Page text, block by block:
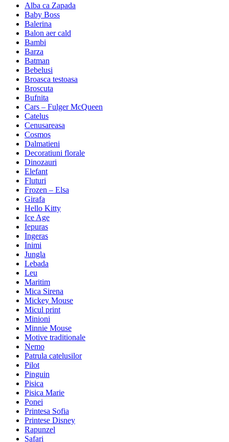
Alba ca Zapada
Baby Boss
Balerina
Balon aer cald
Bambi
Barza
Batman
Bebelusi
Broasca testoasa
Broscuta
Bufnita
Cars – Fulger McQueen
Catelus
Cenusareasa
Cosmos
Dalmatieni
Decoratiuni florale
Dinozauri
Elefant
Fluturi
Frozen – Elsa
Girafa
Hello Kitty
Ice Age
Iepuras
Ingeras
Inimi
Jungla
Lebada
Leu
Maritim
Mica Sirena
Mickey Mouse
Micul print
Minioni
Minnie Mouse
Motive traditionale
Nemo
Patrula catelusilor
Pilot
Pinguin
Pisica
Pisica Marie
Ponei
Printesa Sofia
Printese Disney
Rapunzel
Safari